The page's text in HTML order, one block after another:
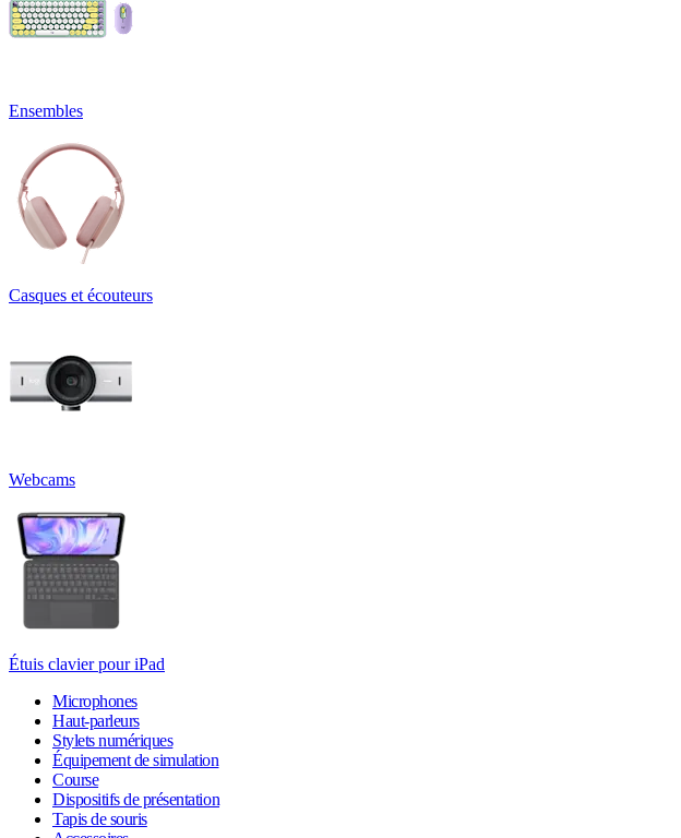
Ensembles
Casques et écouteurs
Webcams
Étuis clavier pour iPad
Microphones
Haut-parleurs
Stylets numériques
Équipement de simulation
Course
Dispositifs de présentation
Tapis de souris